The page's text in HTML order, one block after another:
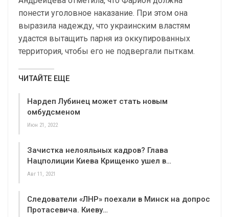
понести уголовное наказание. При этом она
выразила надежду, что украинским властям
удастся вытащить парня из оккупированных
территория, чтобы его не подвергали пыткам.
ЧИТАЙТЕ ЕЩЕ
Нардеп Лубинец может стать новым
омбудсменом
Июн 21, 2022
Зачистка нелояльных кадров? Глава
Нацполиции Киева Крищенко ушел в…
Авг 11, 2021
Следователи «ЛНР» поехали в Минск на допрос
Протасевича. Киеву…